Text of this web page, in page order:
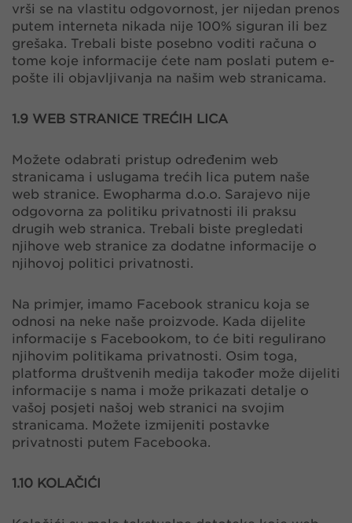
vrši se na vlastitu odgovornost, jer nijedan prenos
putem interneta nikada nije 100% siguran ili bez
grešaka. Trebali biste posebno voditi računa o
tome koje informacije ćete nam poslati putem e-
pošte ili objavljivanja na našim web stranicama.
​​​​​​​1.9 WEB STRANICE TREĆIH LICA
Možete odabrati pristup određenim web
stranicama i uslugama trećih lica putem naše
web stranice. Ewopharma d.o.o. Sarajevo nije
odgovorna za politiku privatnosti ili praksu
drugih web stranica. Trebali biste pregledati
njihove web stranice za dodatne informacije o
njihovoj politici privatnosti.
Na primjer, imamo Facebook stranicu koja se
odnosi na neke naše proizvode. Kada dijelite
informacije s Facebookom, to će biti regulirano
njihovim politikama privatnosti. Osim toga,
platforma društvenih medija također može dijeliti
informacije s nama i može prikazati detalje o
vašoj posjeti našoj web stranici na svojim
stranicama. Možete izmijeniti postavke
privatnosti putem Facebooka.
​​​​​​​​​​​​​​1.10 KOLAČIĆI